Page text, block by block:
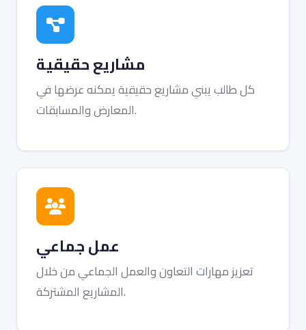
مشاريع حقيقية
كل طالب يبني مشاريع حقيقية يمكنه عرضها في
المعارض والمسابقات.
عمل جماعي
تعزيز مهارات التعاون والعمل الجماعي من خلال
المشاريع المشتركة.